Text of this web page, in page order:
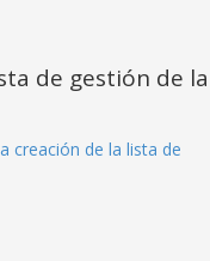
de gestión de la
creación de la lista de